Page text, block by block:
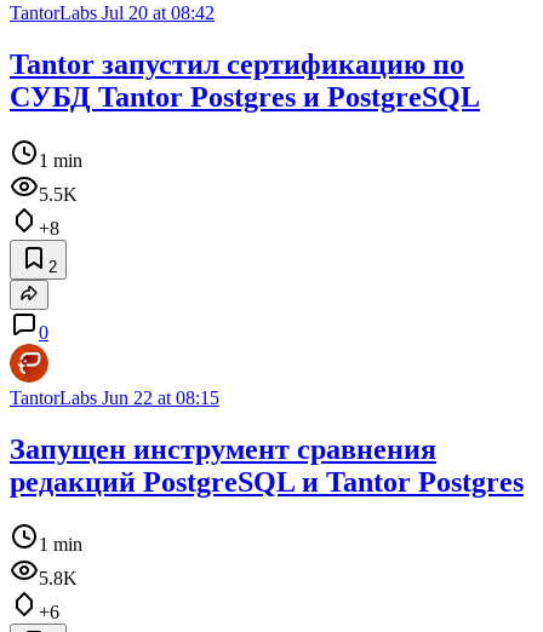
TantorLabs Jul 20 at 08:42
Tantor запустил сертификацию по
СУБД Tantor Postgres и PostgreSQL
1 min
5.5K
+8
2
0
TantorLabs Jun 22 at 08:15
Запущен инструмент сравнения
редакций PostgreSQL и Tantor Postgres
1 min
5.8K
+6